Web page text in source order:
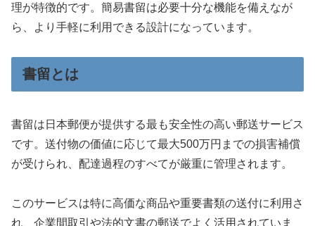
理が特徴的です。簡易書留は必要十分な機能を備えなが
ら、より手軽に利用できる設計になっています。
書留とは
書留は日本郵便が提供する最も安全性の高い郵送サービス
です。送付物の価値に応じて最大500万円までの損害補償
が受けられ、配達過程のすべてが厳重に管理されます。
このサービスは特に高価な商品や重要書類の送付に利用さ
れ、企業間取引や法的文書の郵送でよく活用されていま